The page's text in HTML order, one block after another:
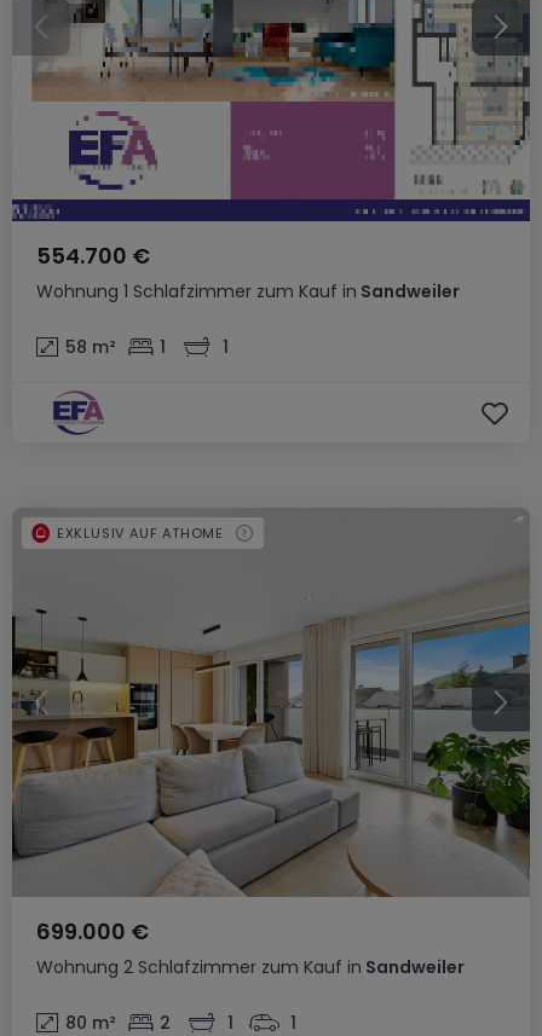
Wohnung 1 Schlafzimmer zum Kauf in Sandweiler
554.700 €
58 m² 1 1
Wohnung 2 Schlafzimmer zum Kauf in Sandweiler
699.000 €
80 m² 2 1 1
EXKLUSIV AUF ATHOME